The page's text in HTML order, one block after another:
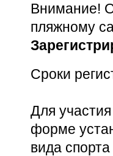
Внимание!
пляжному
Сроки
Для
форме
вида